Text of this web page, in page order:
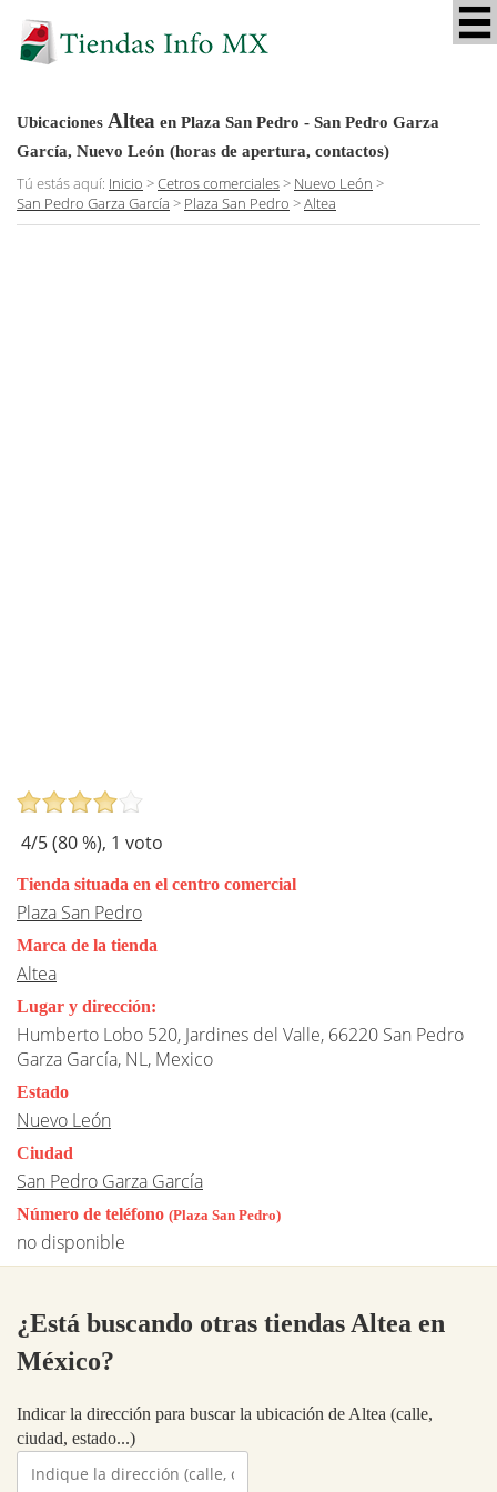
Ubicaciones Altea en Plaza San Pedro - San Pedro Garza
García, Nuevo León (horas de apertura, contactos)
Tú estás aquí: Inicio >Cetros comerciales> Nuevo León >
San Pedro Garza García > Plaza San Pedro >Altea
4/5 (80%), 1 voto
Tienda situada en el centro comercial
Plaza San Pedro
Marca de la tienda
Altea
Lugar y dirección:
Humberto Lobo 520, Jardines del Valle, 66220 San Pedro
Garza García, NL, Mexico
Estado
Nuevo León
Ciudad
San Pedro Garza García
Número de teléfono (Plaza San Pedro)
no disponible
¿Está buscando otras tiendas Altea en
México?
Indicar la dirección para buscar la ubicación de Altea (calle,
ciudad, estado...)